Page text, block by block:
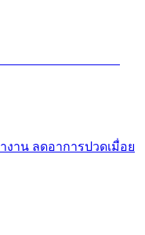
าน ลดอาการปวดเมื่อย